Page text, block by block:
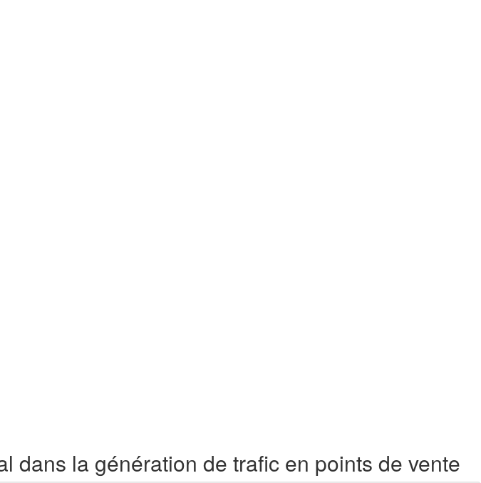
dans la génération de trafic en points de vente